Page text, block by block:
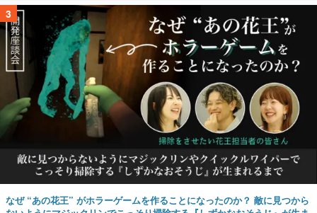
なぜ “あの花王” がホラーゲームを作ることになったのか？ 敵に見つから
ないようにマジックリンでこっそり掃除する『しずかなおそうじ』が生ま
れるまで【開発座談会】
4